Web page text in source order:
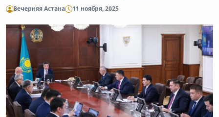
Вечерняя Астана 11 ноября, 2025